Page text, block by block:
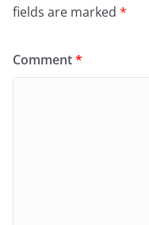
fields are marked *
Comment*